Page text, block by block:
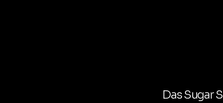
Das Sugar